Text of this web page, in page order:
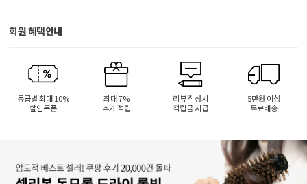
회원 혜택안내
등급별 최대 10%
할인쿠폰
최대 7%
추가 적립
리뷰 작성시
적립금 지급
5만원 이상
무료배송